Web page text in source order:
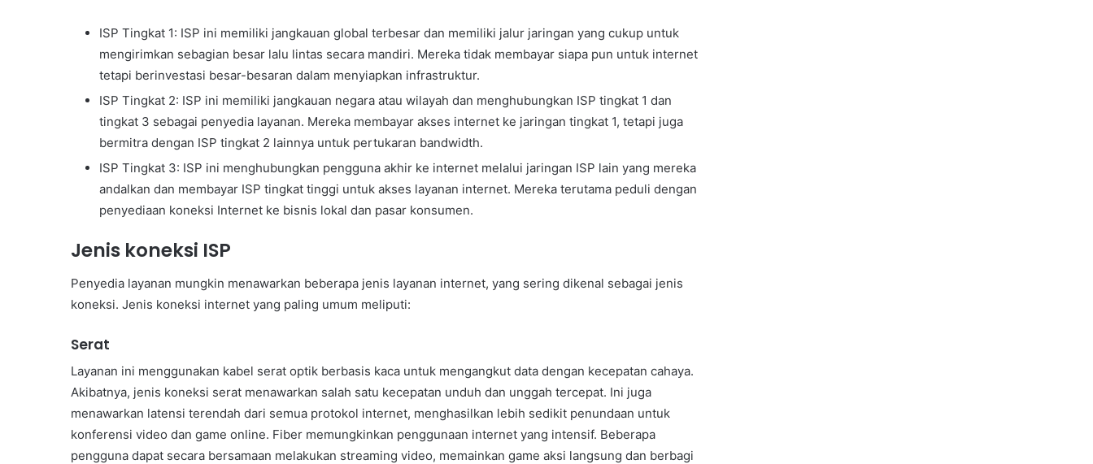
ISP Tingkat 1: ISP ini memiliki jangkauan global terbesar dan memiliki jalur jaringan yang cukup untuk
mengirimkan sebagian besar lalu lintas secara mandiri. Mereka tidak membayar siapa pun untuk internet
tetapi berinvestasi besar-besaran dalam menyiapkan infrastruktur.
ISP Tingkat 2: ISP ini memiliki jangkauan negara atau wilayah dan menghubungkan ISP tingkat 1 dan
tingkat 3 sebagai penyedia layanan. Mereka membayar akses internet ke jaringan tingkat 1, tetapi juga
bermitra dengan ISP tingkat 2 lainnya untuk pertukaran bandwidth.
ISP Tingkat 3: ISP ini menghubungkan pengguna akhir ke internet melalui jaringan ISP lain yang mereka
andalkan dan membayar ISP tingkat tinggi untuk akses layanan internet. Mereka terutama peduli dengan
penyediaan koneksi Internet ke bisnis lokal dan pasar konsumen.
Jenis koneksi ISP
Penyedia layanan mungkin menawarkan beberapa jenis layanan internet, yang sering dikenal sebagai jenis
koneksi. Jenis koneksi internet yang paling umum meliputi:
Serat
Layanan ini menggunakan kabel serat optik berbasis kaca untuk mengangkut data dengan kecepatan cahaya.
Akibatnya, jenis koneksi serat menawarkan salah satu kecepatan unduh dan unggah tercepat. Ini juga
menawarkan latensi terendah dari semua protokol internet, menghasilkan lebih sedikit penundaan untuk
konferensi video dan game online. Fiber memungkinkan penggunaan internet yang intensif. Beberapa
pengguna dapat secara bersamaan melakukan streaming video, memainkan game aksi langsung dan berbagi